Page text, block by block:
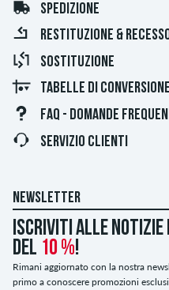
SPEDIZIONE
RESTITUZIONE &
SOSTITUZIONE
TABELLE DI CONVERSIONE
FAQ - DOMANDE
SERVIZIO CLIENTI
NEWSLETTER
Iscriviti alle notizie
del 10 %!
Rimani aggiornato con la nostra
primo a conoscere promozioni